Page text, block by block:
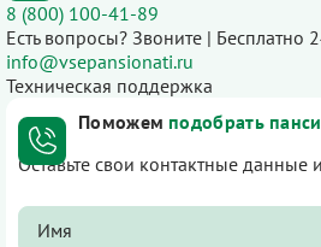
8 (800) 100-41-89
Есть вопросы? Звоните | Бесплатно
info@vsepansionati.ru
Техническая поддержка
Поможем подобрать
Оставьте свои контактные